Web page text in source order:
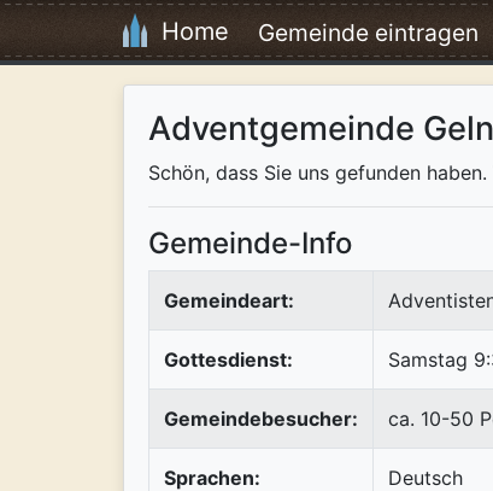
Home Gemeinde eintragen
Adventgemeinde
Schön, dass Sie uns gefunden
Gemeinde-Info
Gemeindeart:
Gottesdienst: Samstag
Gemeindebesucher: ca. 10-50
Sprachen: Deutsch